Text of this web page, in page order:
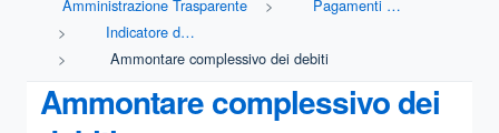
Amministrazione Trasparente
Pagamenti dell'amministrazione
Indicatore di tempestività dei pagamenti
Ammontare complessivo dei debiti
Ammontare complessivo dei